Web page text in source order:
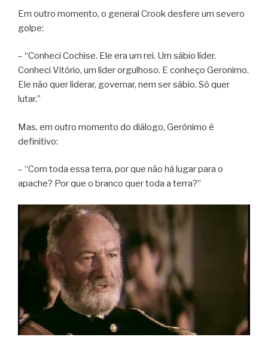
Em outro momento, o general Crook desfere um severo
golpe:
– “Conheci Cochise. Ele era um rei. Um sábio líder.
Conheci Vitório, um líder orgulhoso. E conheço Geronimo.
Ele não quer liderar, governar, nem ser sábio. Só quer
lutar.”
Mas, em outro momento do diálogo, Gerônimo é
definitivo:
– “Com toda essa terra, por que não há lugar para o
apache? Por que o branco quer toda a terra?”